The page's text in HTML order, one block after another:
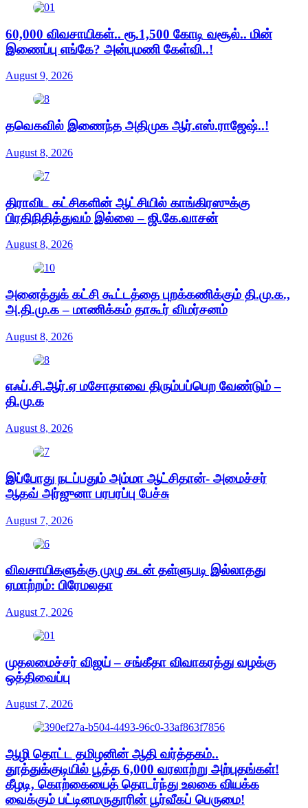
60,000 விவசாயிகள்.. ரூ.1,500 கோடி வசூல்.. மின்
இணைப்பு எங்கே? அன்புமணி கேள்வி..!
August 9, 2026
தவெகவில் இணைந்த அதிமுக ஆர்.எஸ்.ராஜேஷ்..!
August 8, 2026
திராவிட கட்சிகளின் ஆட்சியில் காங்கிரஸுக்கு
பிரதிநிதித்துவம் இல்லை – ஜி.கே.வாசன்
August 8, 2026
அனைத்துக் கட்சி கூட்டத்தை புறக்கணிக்கும் தி.மு.க.,
அ.தி.மு.க – மாணிக்கம் தாகூர் விமர்சனம்
August 8, 2026
எஃப்.சி.ஆர்.ஏ மசோதாவை திரும்பப்பெற வேண்டும் –
தி.மு.க
August 8, 2026
இப்போது நடப்பதும் அம்மா ஆட்சிதான்- அமைச்சர்
ஆதவ் அர்ஜுனா பரபரப்பு பேச்சு
August 7, 2026
விவசாயிகளுக்கு முழு கடன் தள்ளுபடி இல்லாதது
ஏமாற்றம்: பிரேமலதா
August 7, 2026
முதலமைச்சர் விஜய் – சங்கீதா விவாகரத்து வழக்கு
ஒத்திவைப்பு
August 7, 2026
ஆழி தொட்ட தமிழனின் ஆதி வர்த்தகம்..
தூத்துக்குடியில் பூத்த 6,000 வரலாற்று அற்புதங்கள்!
கீழடி, கொற்கையைத் தொடர்ந்து உலகை வியக்க
வைக்கும் பட்டினமருதூரின் பூர்வீகப் பெருமை!